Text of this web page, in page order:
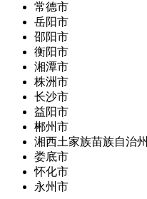
常德市
岳阳市
邵阳市
衡阳市
湘潭市
株洲市
长沙市
益阳市
郴州市
湘西土家族苗族自治州
娄底市
怀化市
永州市